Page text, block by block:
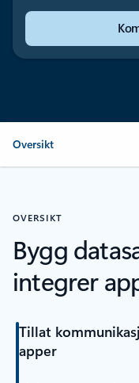
Oversikt
OVERSIKT
Bygg
integrer
Tillat
apper